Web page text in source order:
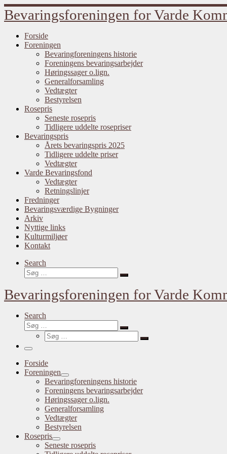
Fortsæt
til
Bevaringsforeningen for Varde
Forside
Foreningen
Bevaringforeningens historie
Foreningens bevaringsarbejder
Høringssager o.lign.
Generalforsamling
Vedtægter
Bestyrelsen
Rosepris
Seneste rosepris
Tidligere uddelte rosepriser
Bevaringspris
Årets bevaringspris 2025
Tidligere uddelte priser
Vedtægter
Varde Bevaringsfond
Vedtægter
Retningslinjer
Fredninger
Bevaringsværdige Bygninger
Arkiv
Nyttige links
Kulturmiljøer
Kontakt
Search
Søg
Søg
Bevaringsforeningen for Varde
Search
Søg
Søg
Søg
Søg
Menu
Forside
Foreningen
Bevaringforeningens historie
Foreningens bevaringsarbejder
Høringssager o.lign.
Generalforsamling
Vedtægter
Bestyrelsen
Rosepris
Seneste rosepris